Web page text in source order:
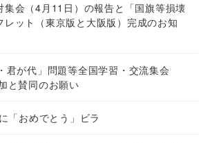
集会（4月11日）の報告と「国旗等損壊
レット（東京版と大阪版）完成のお知
君が代」問題等全国学習・交流集会
と賛同のお願い
「おめでとう」ビラ